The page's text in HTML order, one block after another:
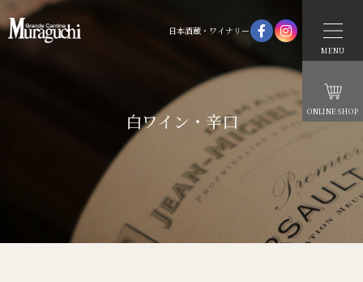
日本酒蔵・ワイナリー
MENU
ONLINE SHOP
白ワイン・辛口